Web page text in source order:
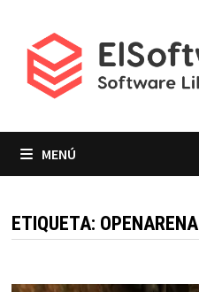
contenido
MENÚ
ETIQUETA: OPENARENA